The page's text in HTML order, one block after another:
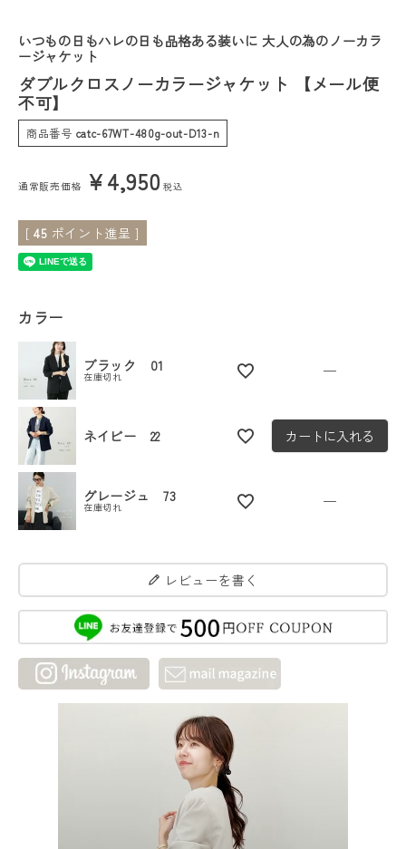
ファッション雑貨
会員ステージ特典プログラムについて
いつもの日もハレの日も品格ある装いに 大人の為のノーカラ
ージャケット
ダブルクロスノーカラージャケット 【メール便
不可】
商品番号 catc-67WT-480g-out-D13-n
通常販売価格 ¥4,950 税込
[ 45 ポイント進呈 ]
カラー
ブラック 01
在庫切れ —
ネイビー 22 カートに入れる
グレージュ 73
在庫切れ —
レビューを書く